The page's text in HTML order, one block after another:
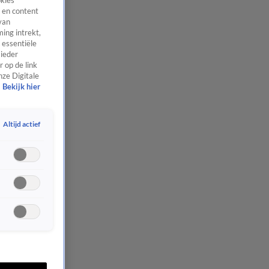
en content
intrekt,
op de link
Digitale
Bekijk hier
Altijd actief